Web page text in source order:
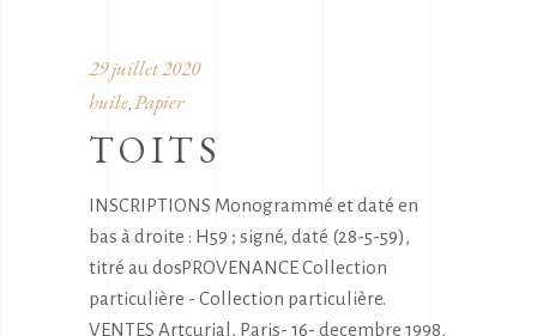
29 juillet 2020
huile Papier
TOITS
INSCRIPTIONS Monogrammé et daté en
bas à droite : H59 ; signé, daté (28-5-59),
titré au dosPROVENANCE Collection
particulière - Collection particulière.
VENTES Artcurial, Paris- 16- decembre 1998,